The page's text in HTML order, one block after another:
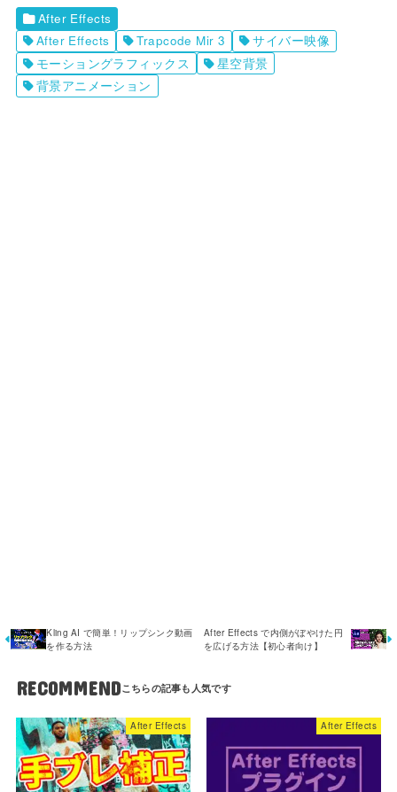
After Effects
After Effects
Trapcode Mir 3
サイバー映像
モーショングラフィックス
星空背景
背景アニメーション
Kling AI で簡単！リップシンク動画
を作る方法
After Effects で内側がぼやけた円
を広げる方法【初心者向け】
RECOMMEND
After Effects After Effects